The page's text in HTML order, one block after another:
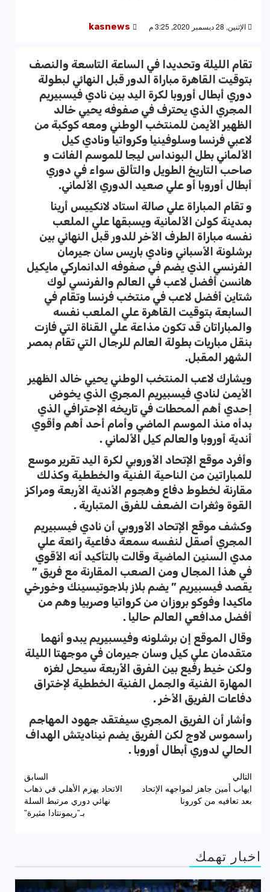
الإثنين, 28 ديسمبر 2020, 3:25 م kasnews
تقام الليلة وتحديدا في الساعة التاسعة والنصف
بتوقيت القاهرة مباراة الدور قبل النهائي لبطولة
دوري أبطال أوروبا لكرة اليد بين نادي فيسبيريم
المجري الذي يحترف في صفوفه يحيي خالد
الظهير الأيمن للمنتخب الوطني ومعه كوكبة من
لاعبي فرنسا وسلوفينيا وكرواتيا ونادي كيل
الألماني بطل البونداس ليجا للموسم الفائت و
صاحب التاريخ الطويل والتألق سواء في دوري
أبطال أوروبا أو علي صعيد الدوري الألماني.
و تقام المباراة علي صالة استاد لانكييس أرينا
بمدينة كولن الألمانية ويسبقها علي الملعب
نفسه مباراة الطرف الأخر للدور قبل النهائي بين
برشلونة الأسباني ونادي باريس سان جيرمان
الفرنسي الذي يضم في صفوفه الدانماركي مايكيل
هانسن أفضل لاعب في العالم والفرنسي لوك
شتاين أفضل لاعب في منتخب فرنسا وتقام في
السابعة بتوقيت القاهرة علي الملعب نفسه
والمباراتان قد تكون مذاعة علي القناة التي فازت
بنقل مباريات بطولة العالم للرجال التي تقام بمصر
الشهر المقبل.
ويشارك لاعب المنتخب الوطني يحيي خالد الظهير
الأيمن لنادي فيسبيريم المجري الذي يخوض
إحدي أهم المحطات في تاريخه الإحترافي الذي
بدأه منذ الموسم الماضي وأمام أحد أهم وأقوي
أندية أوروبا والعالم كيل الألماني .
وأفرد موقع الإتحاد الأوروبي لكرة اليد تقرير موسع
للمباراتين من الناحية الفنية والخططية وكذلك
مقارنة لخطوط دفاع وهجوم الأندية الأربعة ومراكز
القوة وثغرات الضعف للفرق المتبارية .
وكشف موقع الإتحاد الأوروبي أن نادي فيسبيريم
المجري أصقل لنفسه سمعة دفاعية رائعة علي
مدي السنين الماضية وقالت بالتأكيد أنه الأقوي
في هذا المجال ومن الصعب المقارنة مع فريق ”
يقصد فيسبيريم ” يضم بلاز بلاجوتيسينك وخورخي
ماكيدا وفوكو بروزان من كرواتيا وصربيا وهم من
أفضل مدافعي العالم حاليا .
وقال الموقع إن برشلونه وفيسبيريم يبدو أنهما
متقدمان علي كيل وسان جيرمان في موجهتا الليلة
ولكن خيط رفيع بين الفرق الأربعة سيحل لغزه
المهارة الفنية والجمل الفنية الخططية لإختراق
دفاعات الفريق الأخر .
وأشار أن الفريق المجري سيفتقد جهود المهاجم
راسموس لاوج لكن الفريق يضم نيناديتش الهداف
الحالي لدوري أبطال أوروبا .
تصفّح
المقالات
السابق
الاتحاد يهزم الأهلي في ذهاب
نهائي دوري مرتبط السلة
بـ”ريمونتادا مثيرة”
التالي
ايهاب أمين جاهز لمواجهه الإتحاد
بعد تعافيه من كورونا
اخبار تهمك